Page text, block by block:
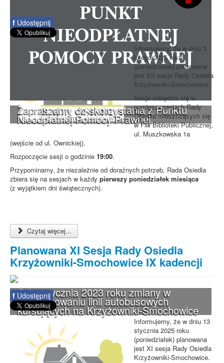
Zapraszamy do skorzystania z Punktu
Nieodpłatnej Pomocy Prawnej.
Od 1 stycznia 2023 roku zmiany w
funkcjonowaniu linii autobusowych
kursujących na Krzyżowniki-Smochowice
f Udostępnij
Informujemy, że w dniu 3
lutego 2025 roku
(poniedziałek) planowana
jest XII sesja Rady Osiedla
Krzyżowniki-Smochowice.
Sesja odbędzie się w
pomieszczeniach Rady
Osiedla mieszczących się
w Filii Biblioteki Publicznej,
ul. Muszkowska 1a
(wejście od ul. Ownickiej).
Rozpoczęcie sesji o godzinie 19:00.
Przypominamy, że niezależnie od doraźnych potrzeb, Rada Osiedla
zbiera się na sesjach w każdy pierwszy poniedziałek miesiąca
(z wyjątkiem dni świątecznych).
Czytaj więcej...
Planowana XI Sesja Rady Osiedla
Krzyżowniki-Smochowice IX kadencji
f Udostępnij
Informujemy, że w dniu 13
stycznia 2025 roku
(poniedziałek) planowana
jest XI sesja Rady Osiedla
Krzyżowniki-Smochowice.